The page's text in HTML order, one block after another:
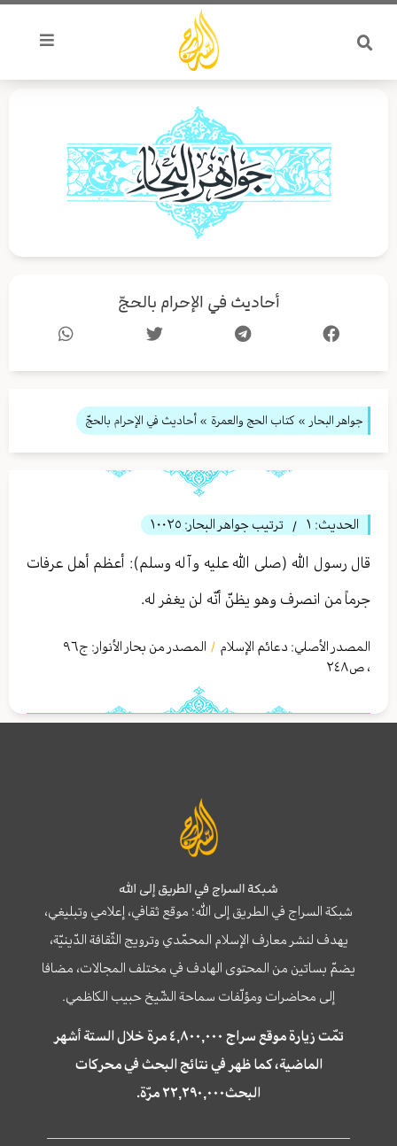
تخطي
المحتوى
أحاديث في الإحرام بالحجّ
جواهر البحار » كتاب الحج والعمرة » أحاديث في الإحرام بالحجّ
الحديث: ١ / ترتيب جواهر البحار: ١٠٠٢٥
قال رسول الله (صلى الله عليه وآله وسلم): أعظم أهل عرفات
جرماً من انصرف وهو يظنّ أنّه لن يغفر له.
المصدر الأصلي: دعائم الإسلام / المصدر من بحار الأنوار: ج٩٦
، ص٢٤٨
شبكة السراج في الطريق إلى الله
شبكة السراج في الطريق إلى الله؛ موقع ثقافي، إعلامي وتبليغي،
يهدف لنشر معارف الإسلام المحمّدي وترويج الثّقافة الدّينيّة،
يضمّ بساتين من المحتوى الهادف في مختلف المجالات، مضافا
إلى محاضرات ومؤلّفات سماحة الشّيخ حبيب الكاظمي.
تمّت زيارة موقع سراج ٤,٨٠٠,٠٠٠ مرة خلال الستة أشهر
الماضية، كما ظهر في نتائج البحث في محركات
البحث٢٢,٢٩٠,٠٠٠ مرّة.